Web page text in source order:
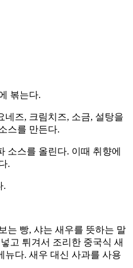
볶는다.
네즈, 크림치즈, 소금, 설탕을
스를 만든다.
소스를 올린다. 이때 취향에
.
.
는 빵, 샤는 새우를 뜻하는 말
고 튀겨서 조리한 중국식 새
뉴다. 새우 대신 사과를 사용